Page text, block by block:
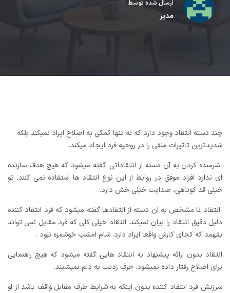
ارسال شده توسط
مدیر
چند دسته انتقاد وجود دارد که نه تنها کمکی به اصلاح ایراد نمیکند بلکه
شدیدترین تاثیرات منفی را در روحیه فرد ایجاد میکند.
شرمنده کردن به آن دسته از انتقاداتی گفته میشود که هیچ هدف سازنده
ای ندارد افراد موفق در روابط از این نوع انتقاد ها استفاده نمی کنند. تو
خیلی قد کوتاهی، صدایت خیلی خش دارد.
انتقاد نا مشخص به آن دسته از انتقادها گفته میشود که فرد انتقاد کننده
دلیل دقیق انتقاد را بیان نمیکند. انتقاد خیلی کلی که فرد مقابل نمى تواند
بفهمد که کجای کارش واقعا ایراد دارد. شام امشب خوشمزه نبود .
انتقاد بدون ارائه پیشنهاد به انتقاد هایی گفته میشود که هیچ راهنمایی
برای اصلاح رفتار داده نمیشود. حرف زدنت به دلم نمیشیند.
سرزنش فرد انتقاد کننده بدون اینکه به شرایط طرف مقابل واقف باشد از او